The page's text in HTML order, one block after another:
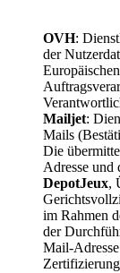
OVH:
der
Mailjet:
Mails
Die
Adresse und
DepotJeux,
im Rahmen
der
Mail-